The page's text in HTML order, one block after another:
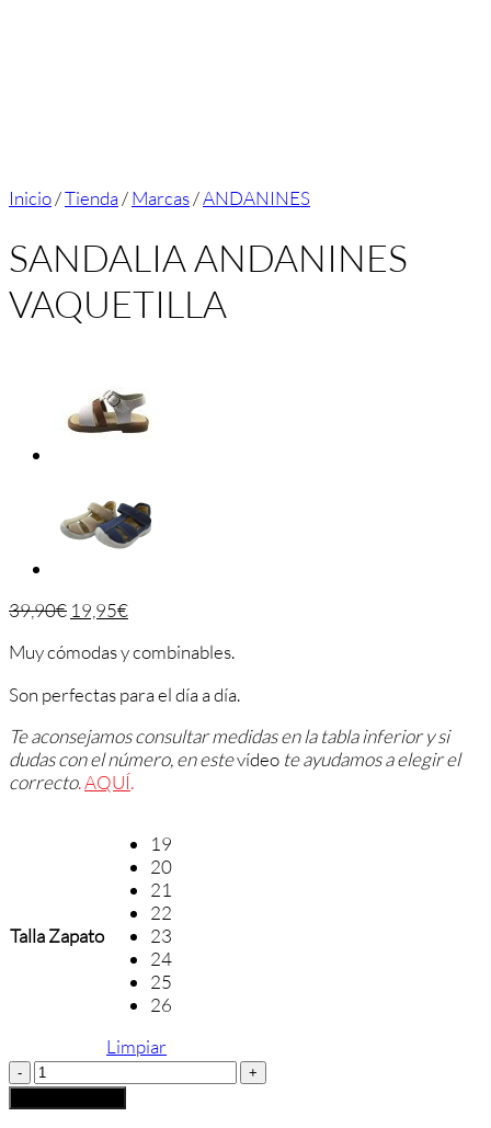
Inicio/Tienda/Marcas/ANDANINES
SANDALIA ANDANINES
VAQUETILLA
39,90€ 19,95€
Muy cómodas y combinables.
Son perfectas para el día a día.
Te aconsejamos consultar medidas en la tabla inferior y si
dudas con el número, en estevídeo te ayudamos a elegir el
correcto.AQUÍ.
Talla Zapato
19
20
21
22
23
24
25
26
Limpiar
SANDALIA
ANDANINES
VAQUETILLA